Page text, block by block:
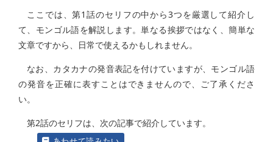
ここでは、第1話のセリフの中から3つを厳選して紹介し
て、モンゴル語を解説します。単なる挨拶ではなく、簡単な
文章ですから、日常で使えるかもしれません。
なお、カタカナの発音表記を付けていますが、モンゴル語
の発音を正確に表すことはできませんので、ご了承くださ
い。
第2話のセリフは、次の記事で紹介しています。